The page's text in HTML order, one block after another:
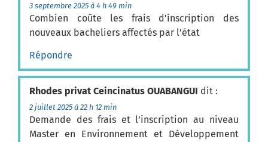
3 septembre 2025 à 4 h 49 min
Combien coûte les frais d’inscription des
nouveaux bacheliers affectés par l’état
Répondre
Rhodes privat Ceincinatus OUABANGUI dit :
2 juillet 2025 à 22 h 12 min
Demande des frais et l’inscription au niveau
Master en Environnement et Développement